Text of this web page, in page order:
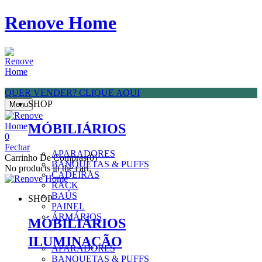
Renove Home
SHOP
MÓBILIÁRIOS
APARADORES
BANQUETAS & PUFFS
CADEIRAS
RACK
BAÚS
PAINEL
ÁRMÁRIOS
ILUMINAÇÃO
QUER VENDER? CLIQUE AQUI
Menu
0
Fechar
Carrinho De Compras(0)
No products in the cart.
SHOP
MÓBILIÁRIOS
APARADORES
BANQUETAS & PUFFS